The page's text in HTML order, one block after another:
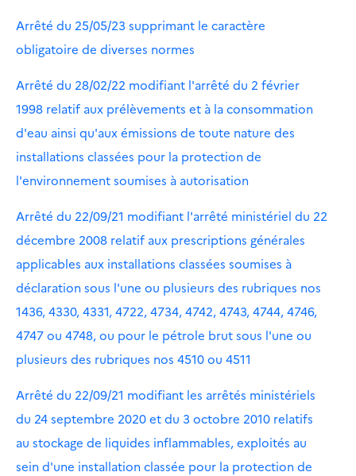
Arrêté du 25/05/23 supprimant le caractère
obligatoire de diverses normes
Arrêté du 28/02/22 modifiant l'arrêté du 2 février
1998 relatif aux prélèvements et à la consommation
d'eau ainsi qu'aux émissions de toute nature des
installations classées pour la protection de
l'environnement soumises à autorisation
Arrêté du 22/09/21 modifiant l'arrêté ministériel du 22
décembre 2008 relatif aux prescriptions générales
applicables aux installations classées soumises à
déclaration sous l'une ou plusieurs des rubriques nos
1436, 4330, 4331, 4722, 4734, 4742, 4743, 4744, 4746,
4747 ou 4748, ou pour le pétrole brut sous l'une ou
plusieurs des rubriques nos 4510 ou 4511
Arrêté du 22/09/21 modifiant les arrêtés ministériels
du 24 septembre 2020 et du 3 octobre 2010 relatifs
au stockage de liquides inflammables, exploités au
sein d'une installation classée pour la protection de